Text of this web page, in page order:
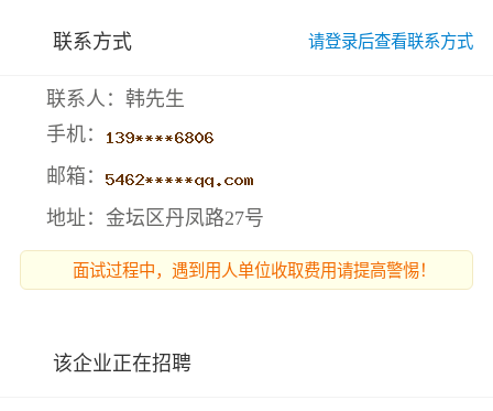
联系方式 请登录后查看联系方式
联系人：韩先生
手机：
邮箱：
地址：金坛区丹凤路27号
面试过程中，遇到用人单位收取费用请提高警惕！
该企业正在招聘